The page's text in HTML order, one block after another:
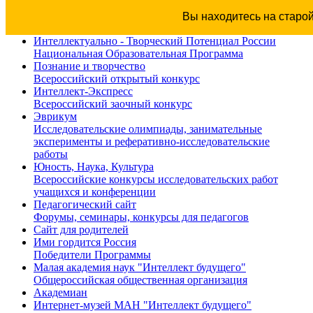
Вы находитесь на
Интеллектуально - Творческий Потенциал России
Национальная Образовательная Программа
Познание и творчество
Всероссийский открытый конкурс
Интеллект-Экспресс
Всероссийский заочный конкурс
Эврикум
Исследовательские олимпиады, занимательные
эксперименты и реферативно-исследовательские
работы
Юность, Наука, Культура
Всероссийские конкурсы исследовательских работ
учащихся и конференции
Педагогический сайт
Форумы, семинары, конкурсы для педагогов
Сайт для родителей
Ими гордится Россия
Победители Программы
Малая академия наук "Интеллект будущего"
Общероссийская общественная организация
Академиан
Интернет-музей МАН "Интеллект будущего"